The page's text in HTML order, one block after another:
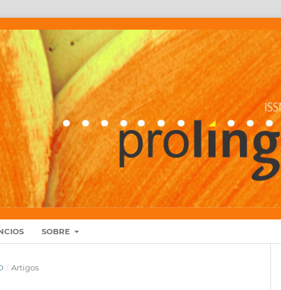
SOBRE
/ Artigos